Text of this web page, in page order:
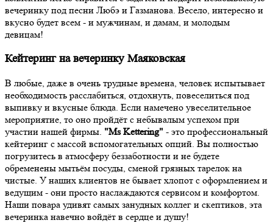
вечеринку под песни Любэ и Газманова. Весело, интересно и
вкусно будет всем - и мужчинам, и дамам, и молодым
девицам!
Кейтеринг на вечеринку Маяковская
В любые, даже в очень трудные времена, человек испытывает
необходимость расслабиться, отдохнуть, повеселиться под
выпивку и вкусные блюда. Если намечено увеселительное
мероприятие, то оно пройдёт с небывалым успехом при
участии нашей фирмы. "Ms Kettering" - это профессиональный
кейтеринг с массой вспомогательных опций. Вы полностью
погрузитесь в атмосферу беззаботности и не будете
обременены мытьём посуды, сменой грязных тарелок на
чистые. У наших клиентов не бывает хлопот с оформлением и
ведущим - они просто наслаждаются сервисом и комфортом.
Наши повара удивят самых занудных коллег и скептиков, эта
вечеринка навечно войдёт в сердце и душу!